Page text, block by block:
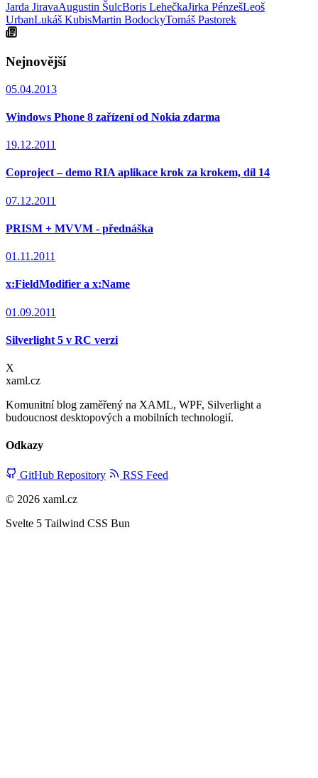
Jarda JiravaAugustin ŠulcBoris LehečkaJirka PénzešLeoš
UrbanLukáš KubisMartin BodockyTomáš Pastorek
Nejnovější
05.04.2013
Windows Phone 8 zařízení od Nokia zdarma
19.12.2011
Coproject – demo RIA aplikace krok za krokem, díl 14
07.12.2011
PRISM + MVVM - přednáška
01.11.2011
x:FieldModifier a x:Name
01.09.2011
Silverlight 5 v RC verzi
X
xaml.cz
Komunitní blog zaměřený na XAML, WPF, Silverlight a
budoucnost desktopových a mobilních technologií.
Odkazy
GitHub Repository
RSS Feed
© 2026 xaml.cz
Svelte 5 Tailwind CSS Bun